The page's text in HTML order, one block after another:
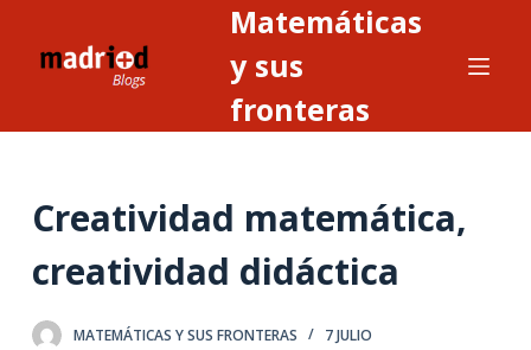
n
Matemáticas
y sus
fronteras
Creatividad matemática,
creatividad didáctica
MATEMÁTICAS Y SUS FRONTERAS
7 JULIO